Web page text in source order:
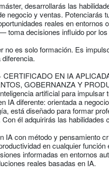
desarrollarás las
negocio y ventas. Potenciarás
reales en
toma decisiones influido por
no es solo formación. Es
CERTIFICADO EN IA
GOBERNANZA Y
artificial para
IA diferente: orientada a
está diseñado para formar
él adquirirás las habilidades
IA con método y pensamiento
en cualquier función
informadas en entornos
reales basadas en IA.